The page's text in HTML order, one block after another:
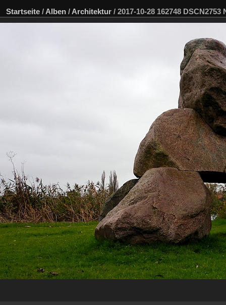
Startseite / Alben / Architektur / 2017-10-28 162748 DSCN2753